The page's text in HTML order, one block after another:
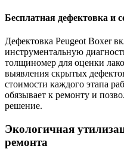
Бесплатная дефектовка и
Дефектовка Peugeot Boxer
инструментальную
толщиномер для оценки
выявления скрытых
стоимости каждого этапа
обязывает к ремонту и
решение.
Экологичная
ремонта